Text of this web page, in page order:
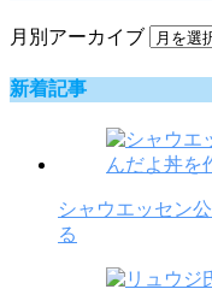
月別アーカイブ
新着記事
シャウエッセン
る